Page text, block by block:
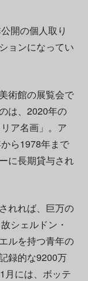
開の個人取り
ョンになってい
術館の展覧会で
は、2020年の
ア名画」。ア
ら1978年まで
に長期貸与され
れれば、巨万の
シェルドン・
ルを持つ青年の
録的な9200万
月には、ボッテ